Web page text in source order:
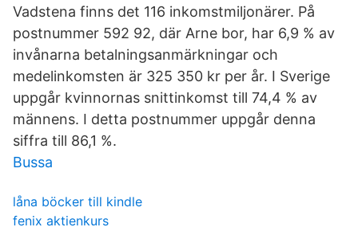
Vadstena finns det 116 inkomstmiljonärer. På
postnummer 592 92, där Arne bor, har 6,9 % av
invånarna betalningsanmärkningar och
medelinkomsten är 325 350 kr per år. I Sverige
uppgår kvinnornas snittinkomst till 74,4 % av
männens. I detta postnummer uppgår denna
siffra till 86,1 %.
Bussa
låna böcker till kindle
fenix aktienkurs